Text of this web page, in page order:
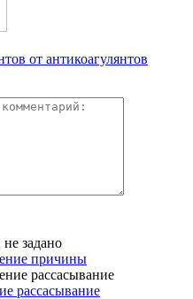
от антикоагулянтов
причины
рассасывание